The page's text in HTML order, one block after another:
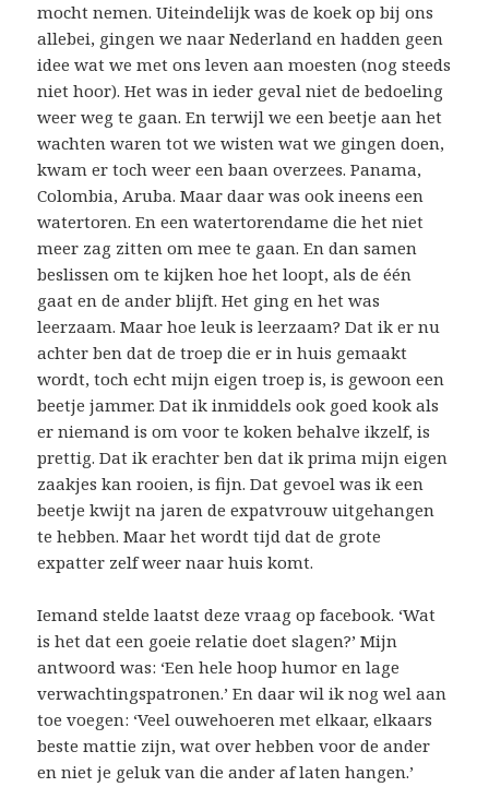
mocht nemen. Uiteindelijk was de koek op bij ons
allebei, gingen we naar Nederland en hadden geen
idee wat we met ons leven aan moesten (nog steeds
niet hoor). Het was in ieder geval niet de bedoeling
weer weg te gaan. En terwijl we een beetje aan het
wachten waren tot we wisten wat we gingen doen,
kwam er toch weer een baan overzees. Panama,
Colombia, Aruba. Maar daar was ook ineens een
watertoren. En een watertorendame die het niet
meer zag zitten om mee te gaan. En dan samen
beslissen om te kijken hoe het loopt, als de één
gaat en de ander blijft. Het ging en het was
leerzaam. Maar hoe leuk is leerzaam? Dat ik er nu
achter ben dat de troep die er in huis gemaakt
wordt, toch echt mijn eigen troep is, is gewoon een
beetje jammer. Dat ik inmiddels ook goed kook als
er niemand is om voor te koken behalve ikzelf, is
prettig. Dat ik erachter ben dat ik prima mijn eigen
zaakjes kan rooien, is fijn. Dat gevoel was ik een
beetje kwijt na jaren de expatvrouw uitgehangen
te hebben. Maar het wordt tijd dat de grote
expatter zelf weer naar huis komt.
Iemand stelde laatst deze vraag op facebook. ‘Wat
is het dat een goeie relatie doet slagen?’ Mijn
antwoord was: ‘Een hele hoop humor en lage
verwachtingspatronen.’ En daar wil ik nog wel aan
toe voegen: ‘Veel ouwehoeren met elkaar, elkaars
beste mattie zijn, wat over hebben voor de ander
en niet je geluk van die ander af laten hangen.’